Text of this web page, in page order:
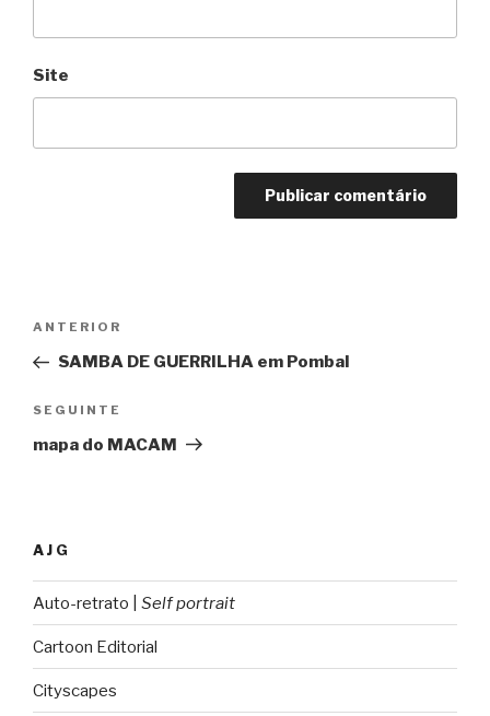
Site
Navegação
artigos
Conteúdo
anterior
ANTERIOR
SAMBA DE GUERRILHA em Pombal
Conteúdo
seguinte
SEGUINTE
mapa do MACAM
AJG
Auto-retrato | Self portrait
Cartoon Editorial
Cityscapes